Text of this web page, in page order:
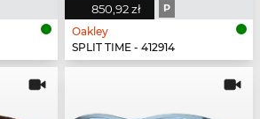
850,92 zł P
Oakley
SPLIT TIME - 412914